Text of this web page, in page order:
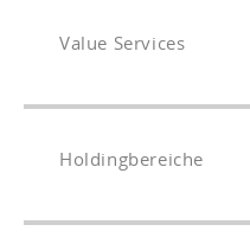
Value Services
Holdingbereiche